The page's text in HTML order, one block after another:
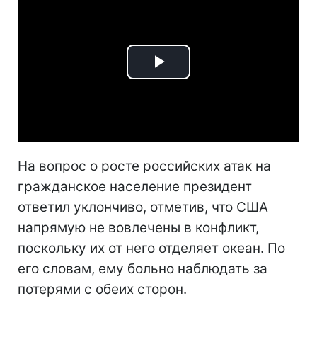
Play
На вопрос о росте российских атак на
гражданское население президент
ответил уклончиво, отметив, что США
напрямую не вовлечены в конфликт,
поскольку их от него отделяет океан. По
его словам, ему больно наблюдать за
потерями с обеих сторон.